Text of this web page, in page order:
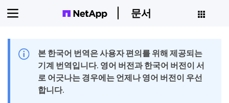
문서
본 한국어 번역은 사용자 편의를 위해 제공되는
기계 번역입니다. 영어 버전과 한국어 버전이 서
로 어긋나는 경우에는 언제나 영어 버전이 우선
합니다.